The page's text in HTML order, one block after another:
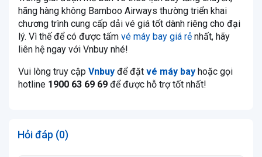
hãng hàng không Bamboo Airways thường triển khai
chương trình cung cấp dải vé giá tốt dành riêng cho đại
lý. Vì thế để có được tấm vé máy bay giá rẻ nhất, hãy
liên hệ ngay với Vnbuy nhé!
Vui lòng truy cập Vnbuy để đặt vé máy bay hoặc gọi
hotline 1900 63 69 69 để được hỗ trợ tốt nhất!
Hỏi đáp (0)